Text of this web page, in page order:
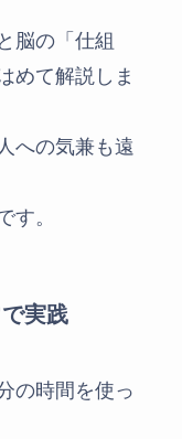
脳の「仕組
めて解説しま
への気兼も遠
す。
実践
の時間を使っ